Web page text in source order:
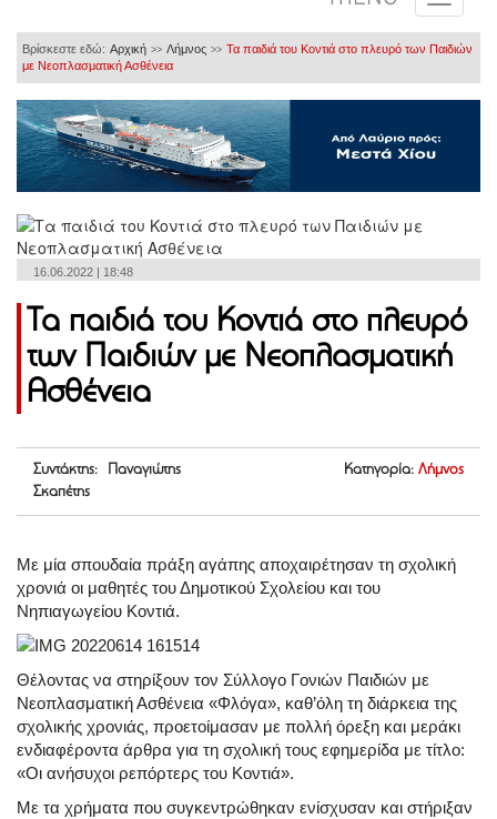
Βρίσκεστε εδώ: Αρχική >> Λήμνος >> Τα παιδιά του Κοντιά στο πλευρό των Παιδιών
με Νεοπλασματική Ασθένεια
16.06.2022 | 18:48
Τα παιδιά του Κοντιά στο πλευρό
των Παιδιών με Νεοπλασματική
Ασθένεια
Συντάκτης: Παναγιώτης
Σκαπέτης
Κατηγορία: Λήμνος
Με μία σπουδαία πράξη αγάπης αποχαιρέτησαν τη σχολική
χρονιά οι μαθητές του Δημοτικού Σχολείου και του
Νηπιαγωγείου Κοντιά.
Θέλοντας να στηρίξουν τον Σύλλογο Γονιών Παιδιών με
Νεοπλασματική Ασθένεια «Φλόγα», καθ’όλη τη διάρκεια της
σχολικής χρονιάς, προετοίμασαν με πολλή όρεξη και μεράκι
ενδιαφέροντα άρθρα για τη σχολική τους εφημερίδα με τίτλο:
«Οι ανήσυχοι ρεπόρτερς του Κοντιά».
Με τα χρήματα που συγκεντρώθηκαν ενίσχυσαν και στήριξαν